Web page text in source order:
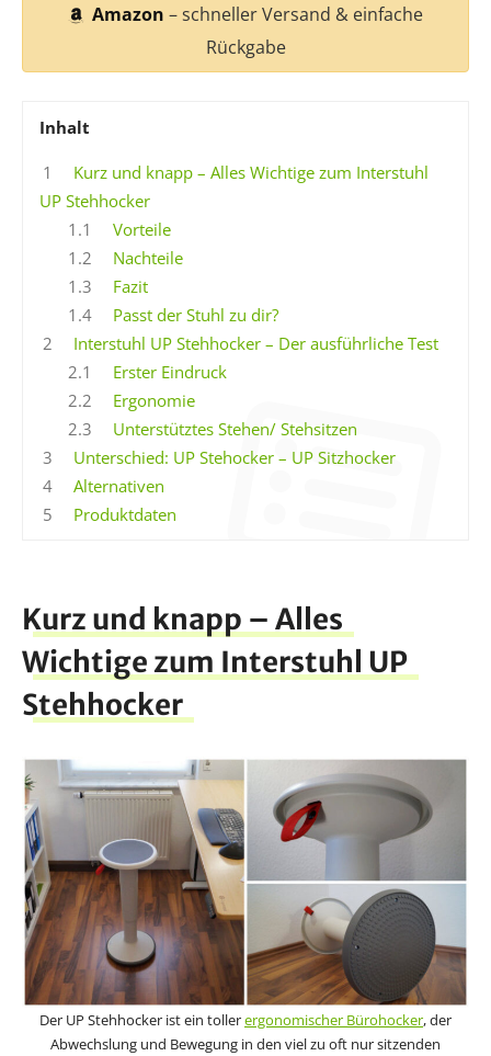
Amazon – schneller Versand & einfache
Rückgabe
Inhalt
1
Kurz und knapp – Alles Wichtige zum Interstuhl
UP Stehhocker
1.1
Vorteile
1.2
Nachteile
1.3
Fazit
1.4
Passt der Stuhl zu dir?
2
Interstuhl UP Stehhocker – Der ausführliche Test
2.1
Erster Eindruck
2.2
Ergonomie
2.3
Unterstütztes Stehen/ Stehsitzen
3
Unterschied: UP Stehocker – UP Sitzhocker
4
Alternativen
5
Produktdaten
Kurz und knapp – Alles
Wichtige zum Interstuhl UP
Stehhocker
Der UP Stehhocker ist ein tollerergonomischer Bürohocker, der
Abwechslung und Bewegung in den viel zu oft nur sitzenden